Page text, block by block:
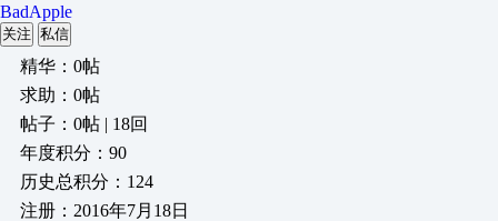
BadApple
关注 私信
精华：0帖
求助：0帖
帖子：0帖 | 18回
年度积分：90
历史总积分：124
注册：2016年7月18日